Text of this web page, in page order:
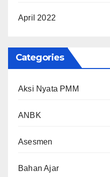
April 2022
Categories
Aksi Nyata PMM
ANBK
Asesmen
Bahan Ajar